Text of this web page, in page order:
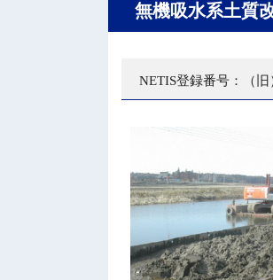
無機吸水系土質
NETIS登録番号：（